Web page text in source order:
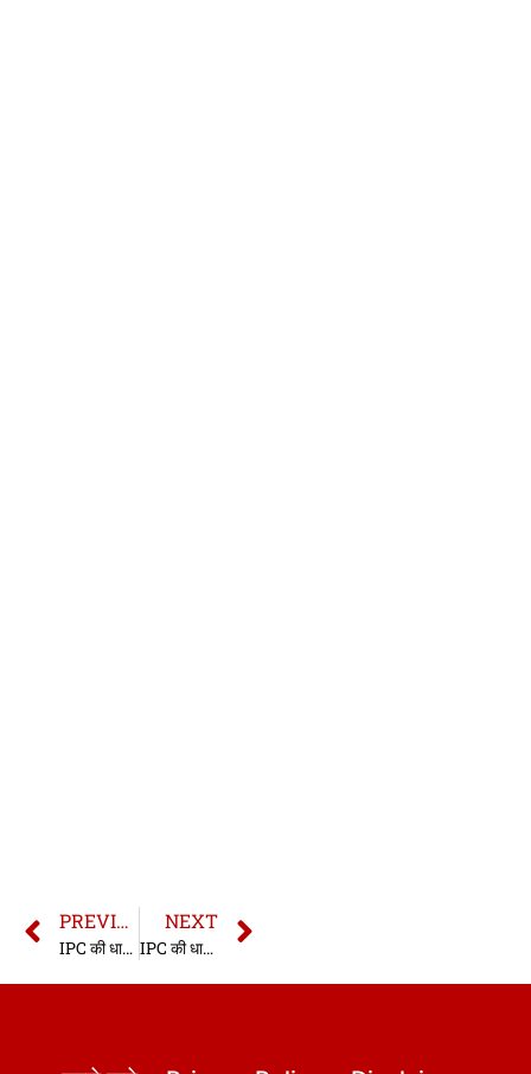
PREVIOUS
IPC की धारा 304 | धारा 304 भारतीय दण्ड संहिता | IPC Section 304 In Hindi
NEXT
IPC की धारा 304B | धारा 304B भारतीय दण्ड संहिता | IPC Section 304B In Hindi